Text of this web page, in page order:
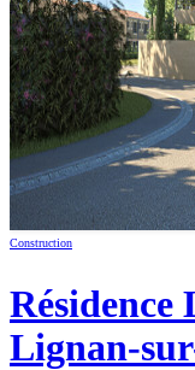
Construction
Résidence
Lignan-